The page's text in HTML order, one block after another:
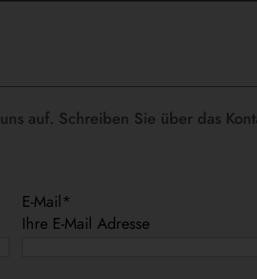
auf. Schreiben Sie über das
E-Mail*
Ihre E-Mail Adresse